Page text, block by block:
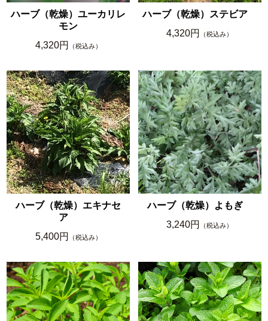
ハーブ（乾燥）ユーカリレ
モン
4,320円
（税込み）
ハーブ（乾燥）ステビア
4,320円
（税込み）
ハーブ（乾燥）エキナセ
ア
5,400円
（税込み）
ハーブ（乾燥）よもぎ
3,240円
（税込み）